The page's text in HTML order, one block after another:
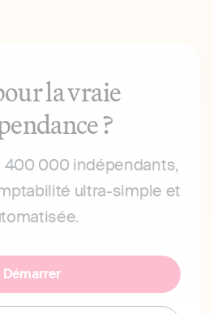
la vraie
?
400 000 indépendants,
ultra-simple et
Démarrer